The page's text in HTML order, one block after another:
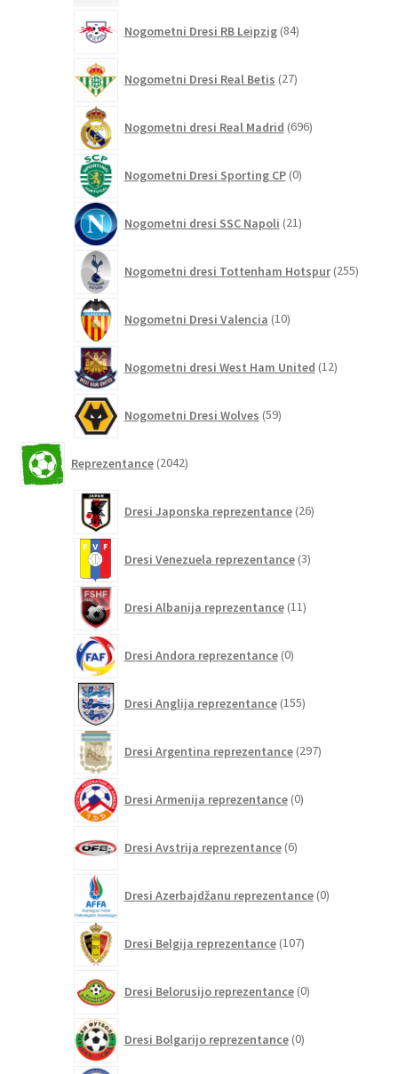
Nogometni Dresi RB Leipzig 84izdelkov
Nogometni Dresi Real Betis 27izdelkov
Nogometni dresi Real Madrid 696izdelkov
Nogometni Dresi Sporting CP 0izdelkov
Nogometni dresi SSC Napoli 21izdelkov
Nogometni dresi Tottenham Hotspur 255
Nogometni Dresi Valencia 10izdelkov
Nogometni dresi West Ham United 12izdelkov
Nogometni Dresi Wolves 59izdelkov
Reprezentance 2042izdelkov
Dresi Japonska reprezentance 26izdelkov
Dresi Venezuela reprezentance 3izdelki
Dresi Albanija reprezentance 11izdelkov
Dresi Andora reprezentance 0izdelkov
Dresi Anglija reprezentance 155izdelkov
Dresi Argentina reprezentance 297izdelkov
Dresi Armenija reprezentance 0izdelkov
Dresi Avstrija reprezentance 6izdelkov
Dresi Azerbajdžanu reprezentance 0izdelkov
Dresi Belgija reprezentance 107izdelkov
Dresi Belorusijo reprezentance 0izdelkov
Dresi Bolgarijo reprezentance 0izdelkov